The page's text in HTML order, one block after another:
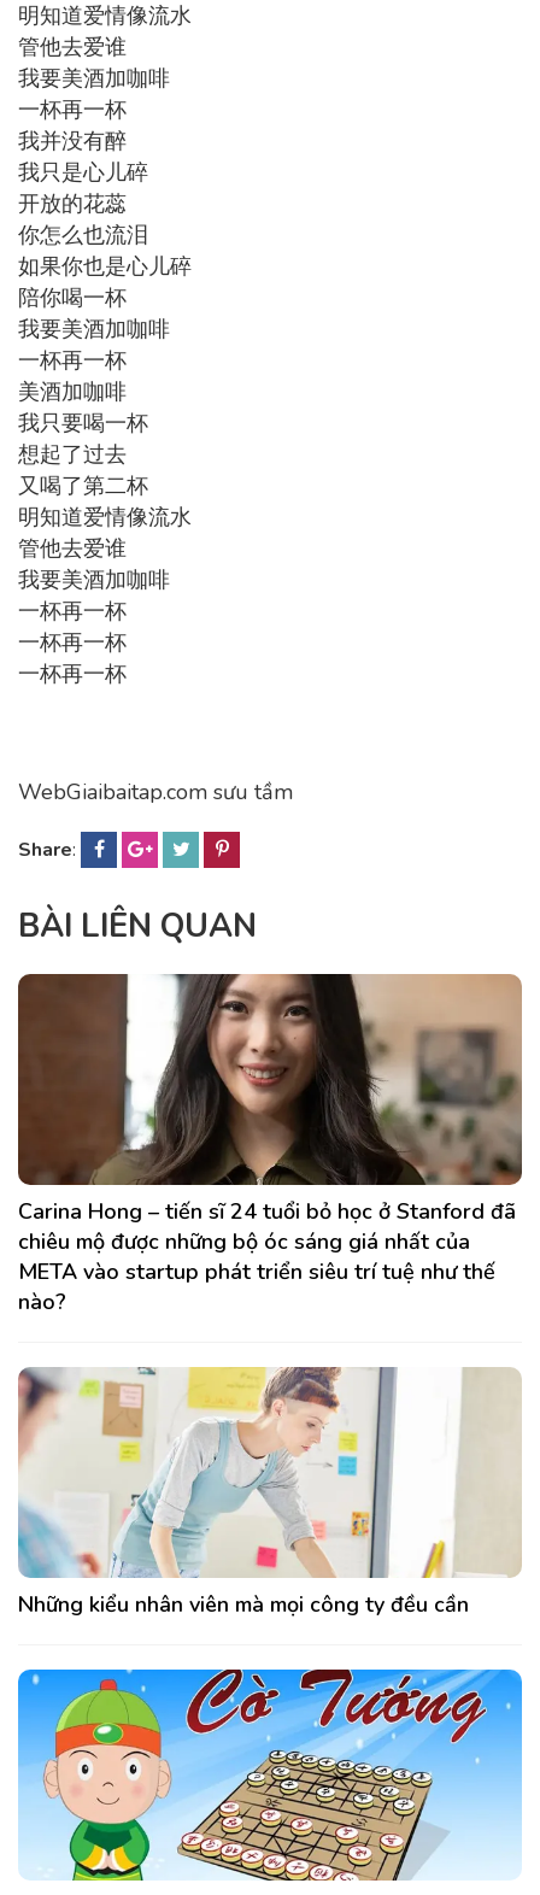
明知道爱情像流水
管他去爱谁
我要美酒加咖啡
一杯再一杯
我并没有醉
我只是心儿碎
开放的花蕊
你怎么也流泪
如果你也是心儿碎
陪你喝一杯
我要美酒加咖啡
一杯再一杯
美酒加咖啡
我只要喝一杯
想起了过去
又喝了第二杯
明知道爱情像流水
管他去爱谁
我要美酒加咖啡
一杯再一杯
一杯再一杯
一杯再一杯
WebGiaibaitap.com sưu tầm
Share:
BÀI LIÊN QUAN
Carina Hong – tiến sĩ 24 tuổi bỏ học ở Stanford đã
chiêu mộ được những bộ óc sáng giá nhất của
META vào startup phát triển siêu trí tuệ như thế
nào?
Những kiểu nhân viên mà mọi công ty đều cần